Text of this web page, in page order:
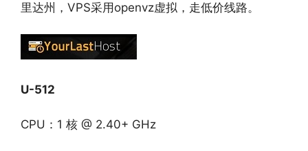
里达州，VPS采用openvz虚拟，走低价线路。
U-512
CPU：1 核 @ 2.40+ GHz